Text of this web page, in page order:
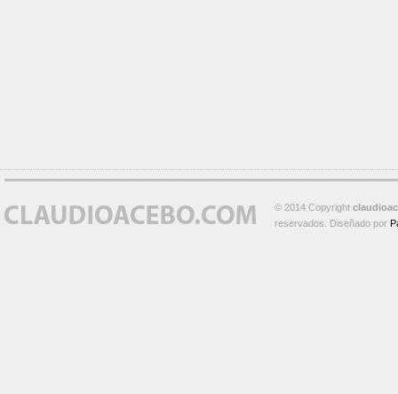
© 2014 Copyright
reservados. Diseñado por